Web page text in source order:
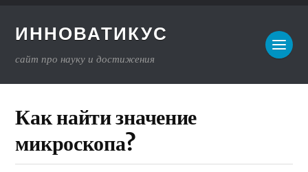
ИННОВАТИКУС
сайт про науку и достижения
Как найти значение
микроскопа?